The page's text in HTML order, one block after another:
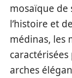
mosaïque de
l’histoire et
médinas, les
arches